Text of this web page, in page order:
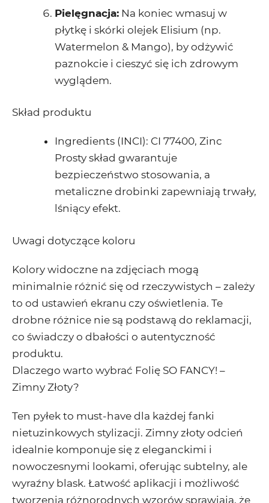
Pielęgnacja: Na koniec wmasuj w
płytkę i skórki olejek Elisium (np.
Watermelon & Mango), by odżywić
paznokcie i cieszyć się ich zdrowym
wyglądem.
Skład produktu
Ingredients (INCI): CI 77400, Zinc
Prosty skład gwarantuje
bezpieczeństwo stosowania, a
metaliczne drobinki zapewniają trwały,
lśniący efekt.
Uwagi dotyczące koloru
Kolory widoczne na zdjęciach mogą
minimalnie różnić się od rzeczywistych – zależy
to od ustawień ekranu czy oświetlenia. Te
drobne różnice nie są podstawą do reklamacji,
co świadczy o dbałości o autentyczność
produktu.
Dlaczego warto wybrać Folię SO FANCY! –
Zimny Złoty?
Ten pyłek to must-have dla każdej fanki
nietuzinkowych stylizacji. Zimny złoty odcień
idealnie komponuje się z eleganckimi i
nowoczesnymi lookami, oferując subtelny, ale
wyraźny blask. Łatwość aplikacji i możliwość
tworzenia różnorodnych wzorów sprawiają, że